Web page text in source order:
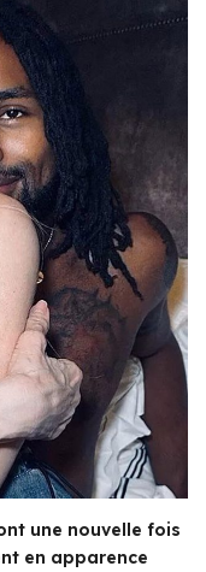
une nouvelle fois
en apparence